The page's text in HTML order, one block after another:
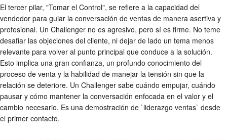
El tercer pilar, "Tomar el Control", se refiere a la capacidad del
vendedor para guiar la conversación de ventas de manera asertiva y
profesional. Un Challenger no es agresivo, pero sí es firme. No teme
desafiar las objeciones del cliente, ni dejar de lado un tema menos
relevante para volver al punto principal que conduce a la solución.
Esto implica una gran confianza, un profundo conocimiento del
proceso de venta y la habilidad de manejar la tensión sin que la
relación se deteriore. Un Challenger sabe cuándo empujar, cuándo
pausar y cómo mantener la conversación enfocada en el valor y el
cambio necesario. Es una demostración de `liderazgo ventas` desde
el primer contacto.